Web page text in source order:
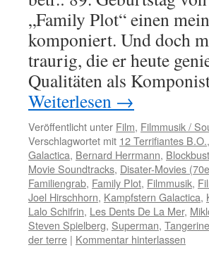
„Family Plot“ einen
komponiert. Und doch
traurig, die er heute
Qualitäten als
Weiterlesen →
Veröffentlicht unter Film, Filmmusik /
Verschlagwortet mit 12 Terrifiantes B.O.,
Galactica, Bernard Herrmann,
Movie Soundtracks, Disater-Movies
Familiengrab, Family Plot, Filmmusik,
Joel Hirschhorn, Kampfstern Galactica,
Lalo Schifrin, Les Dents De La Mer,
Steven Spielberg, Superman,
der terre | Kommentar hinterlassen